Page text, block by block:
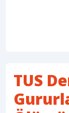
TUS